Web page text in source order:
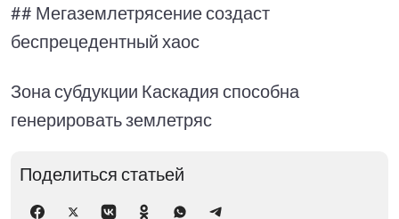
## Мегаземлетрясение создаст
беспрецедентный хаос
Зона субдукции Каскадия способна
генерировать землетряс
Поделиться статьей